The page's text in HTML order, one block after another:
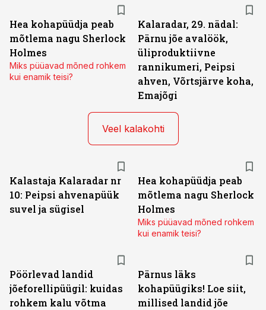
Hea kohapüüdja peab
mõtlema nagu Sherlock
Holmes
Miks püüavad mõned rohkem
kui enamik teisi?
Kalaradar, 29. nädal:
Pärnu jõe avalöök,
üliproduktiivne
rannikumeri, Peipsi
ahven, Võrtsjärve koha,
Emajõgi
Veel kalakohti
Kalastaja Kalaradar nr
10: Peipsi ahvenapüük
suvel ja sügisel
Hea kohapüüdja peab
mõtlema nagu Sherlock
Holmes
Miks püüavad mõned rohkem
kui enamik teisi?
Pöörlevad landid
jõeforellipüügil: kuidas
rohkem kalu võtma
Pärnus läks
kohapüügiks! Loe siit,
millised landid jõe